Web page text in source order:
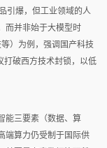
引爆，但工业领域的人
而并非始于大模型时
）为例，强调国产科技
破西方技术封锁，以低
能三要素（数据、算
端算力仍受制于国际供